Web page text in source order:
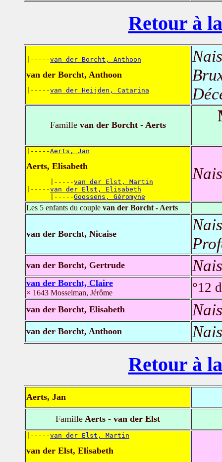
Retour à
|-----van der Borcht, Anthoon
van der Borcht, Anthoon
|-----van der Heijden, Catarina
Famillevan der Borcht - Aerts
|-----Aerts, Jan
Aerts, Elisabeth
      |-----
van der Elst, Martin
|-----van der Elst, Elisabeth
      |-----
Goossens, Géromyne
Les 5 enfants du couple van der Borcht - Aerts
van der Borcht, Nicaise
van der Borcht, Gertrude
van der Borcht, Claire
× 1643 Mosselman, Jérôme °12
van der Borcht, Elisabeth
van der Borcht, Anthoon
Retour à
Aerts, Jan
Famille Aerts - van der Elst
|-----van der Elst, Martin
van der Elst, Elisabeth